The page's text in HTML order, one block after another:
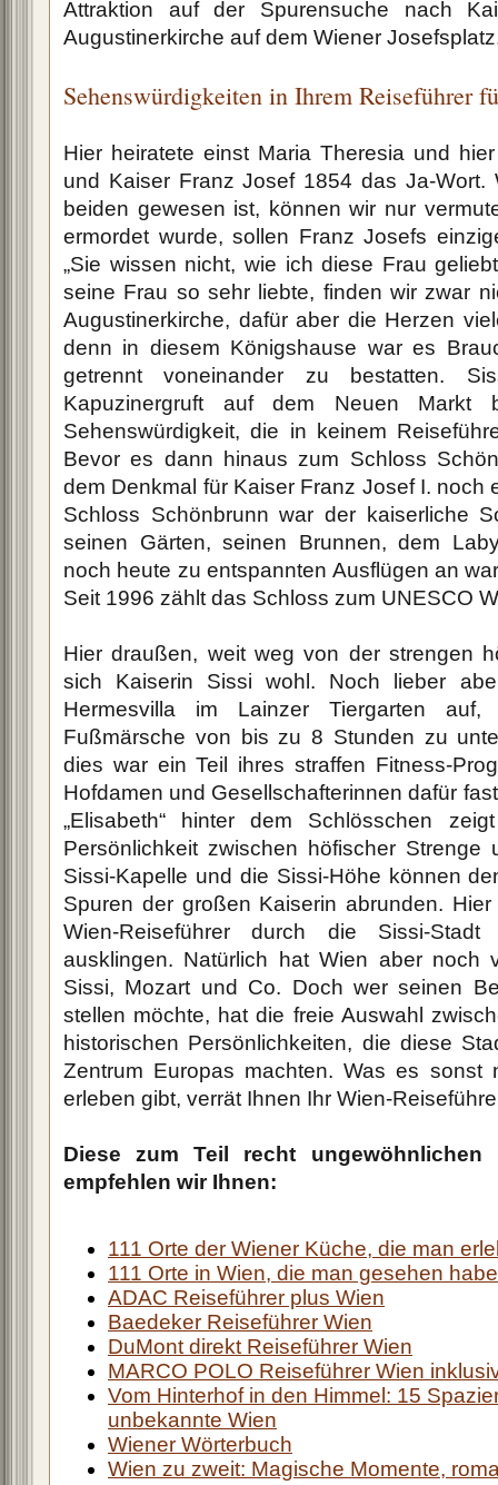
Attraktion auf der Spurensuche nach
Augustinerkirche auf dem Wiener
Sehenswürdigkeiten in Ihrem Reiseführer
Hier heiratete einst Maria Theresia und
und Kaiser Franz Josef 1854 das Ja-
beiden gewesen ist, können wir nur
ermordet wurde, sollen Franz Josefs
„Sie wissen nicht, wie ich diese Frau
seine Frau so sehr liebte, finden wir zwar
Augustinerkirche, dafür aber die Herzen
denn in diesem Königshause war es
getrennt voneinander zu bestatten.
Kapuzinergruft auf dem Neuen Markt
Sehenswürdigkeit, die in keinem
Bevor es dann hinaus zum Schloss
dem Denkmal für Kaiser Franz Josef I. noch
Schloss Schönbrunn war der kaiserliche
seinen Gärten, seinen Brunnen, dem
noch heute zu entspannten Ausflügen an
Seit 1996 zählt das Schloss zum UNESCO
Hier draußen, weit weg von der strengen
sich Kaiserin Sissi wohl. Noch lieber
Hermesvilla im Lainzer Tiergarten
Fußmärsche von bis zu 8 Stunden zu
dies war ein Teil ihres straffen Fitness-
Hofdamen und Gesellschafterinnen dafür
„Elisabeth“ hinter dem Schlösschen
Persönlichkeit zwischen höfischer Strenge
Sissi-Kapelle und die Sissi-Höhe können
Spuren der großen Kaiserin abrunden.
Wien-Reiseführer durch die Sissi-
ausklingen. Natürlich hat Wien aber noch
Sissi, Mozart und Co. Doch wer seinen
stellen möchte, hat die freie Auswahl
historischen Persönlichkeiten, die diese
Zentrum Europas machten. Was es
erleben gibt, verrät Ihnen Ihr Wien-
Diese zum Teil recht ungewöhnlichen
empfehlen wir Ihnen:
111 Orte der Wiener Küche, die man
111 Orte in Wien, die man gesehen
ADAC Reiseführer plus Wien
Baedeker Reiseführer Wien
DuMont direkt Reiseführer Wien
MARCO POLO Reiseführer Wien
Vom Hinterhof in den Himmel: 15
unbekannte Wien
Wiener Wörterbuch
Wien zu zweit: Magische Momente,